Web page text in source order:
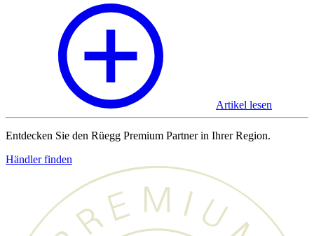
Artikel lesen
Entdecken Sie den Rüegg Premium Partner in Ihrer Region.
Händler finden